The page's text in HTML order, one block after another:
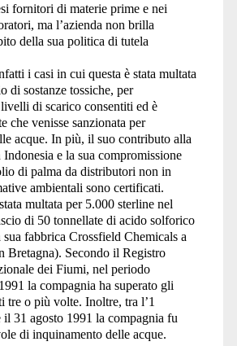
fornitori di materie prime e nei
ma l’azienda non brilla
della sua politica di tutela
i casi in cui questa è stata multata
di sostanze tossiche, per
di scarico consentiti ed è
che venisse sanzionata per
acque. In più, il suo contributo alla
e la sua compromissione
di palma da distributori non in
ambientali sono certificati.
multata per 5.000 sterline nel
di 50 tonnellate di acido solforico
fabbrica Crossfield Chemicals a
Bretagna). Secondo il Registro
dei Fiumi, nel periodo
la compagnia ha superato gli
tre o più volte. Inoltre, tra l’1
il 31 agosto 1991 la compagnia fu
di inquinamento delle acque.